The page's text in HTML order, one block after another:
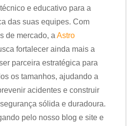
e educativo para a
das suas equipes. Com
de mercado, a Astro
fortalecer ainda mais a
parceira estratégica para
os tamanhos, ajudando a
acidentes e construir
sólida e duradoura.
pelo nosso blog e site e